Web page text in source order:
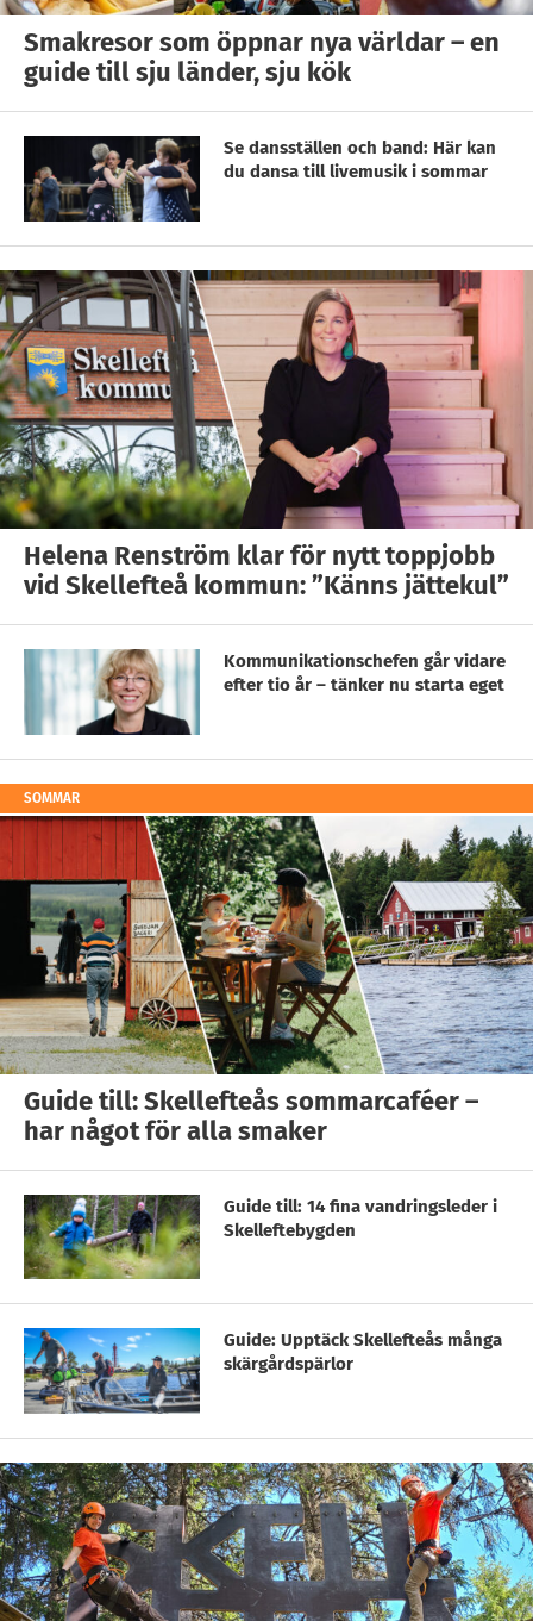
Smakresor som öppnar nya världar – en
guide till sju länder, sju kök
Se dansställen och band: Här kan
du dansa till livemusik i sommar
Helena Renström klar för nytt toppjobb
vid Skellefteå kommun: ”Känns jättekul”
Kommunikationschefen går vidare
efter tio år – tänker nu starta eget
SOMMAR
Guide till: Skellefteås sommarcaféer –
har något för alla smaker
Guide till: 14 fina vandringsleder i
Skelleftebygden
Guide: Upptäck Skellefteås många
skärgårdspärlor